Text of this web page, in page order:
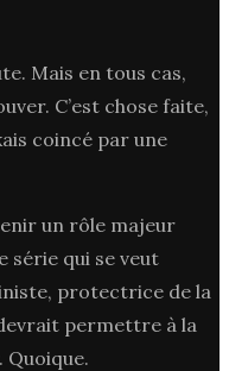
Mais en tous cas,
C’est chose faite,
coincé par une
un rôle majeur
série qui se veut
protectrice de la
permettre à la
Quoique.